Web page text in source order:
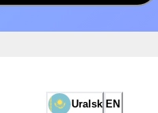
Uralsk EN